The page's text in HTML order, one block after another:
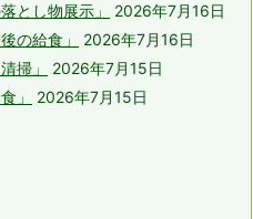
とし物展示」
2026年7月16日
の給食」
2026年7月16日
掃」
2026年7月15日
」
2026年7月15日